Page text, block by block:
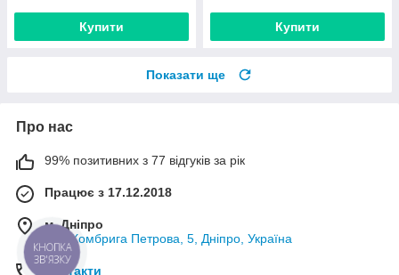
Купити Купити
Показати ще
Про нас
99% позитивних з 77 відгуків за рік
Працює з 17.12.2018
м. Дніпро
вул. Комбрига Петрова, 5, Дніпро, Україна
Контакти
КНОПКА
ЗВ'ЯЗКУ